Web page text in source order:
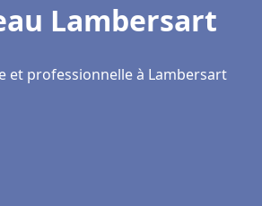
Lambersart
et professionnelle à Lambersart